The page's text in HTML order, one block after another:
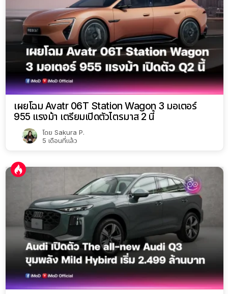
เผยโฉม Avatr 06T Station Wagon 3 มอเตอร์
955 แรงม้า เตรียมเปิดตัวไตรมาส 2 นี้
โดย Sakura P.
5 เดือนที่แล้ว